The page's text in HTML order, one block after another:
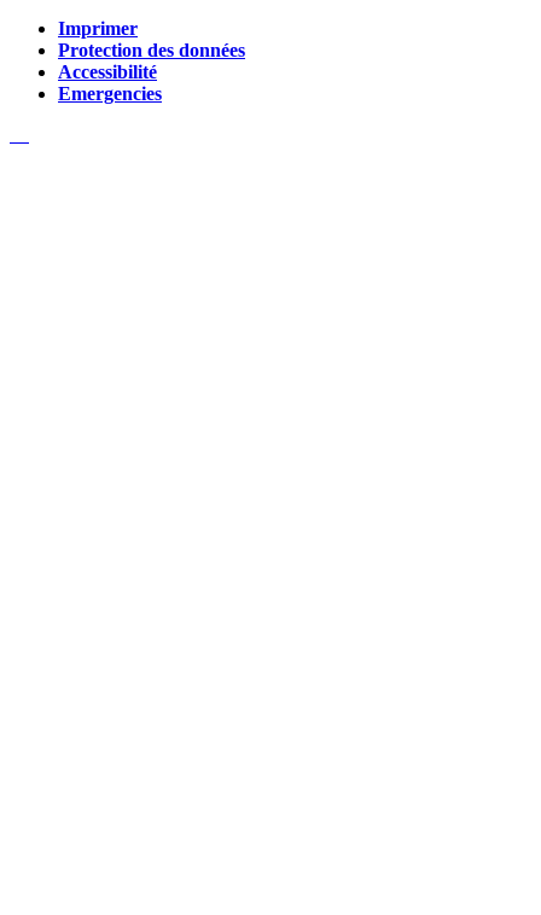
Imprimer
Protection des données
Accessibilité
Emergencies